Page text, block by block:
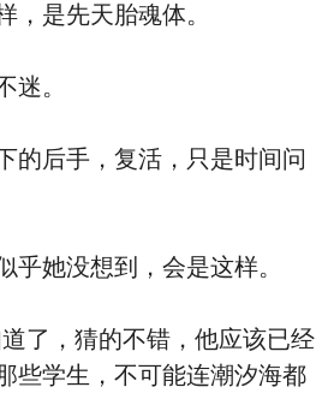
，是先天胎魂体。
。
后手，复活，只是时间问
她没想到，会是这样。
，猜的不错，他应该已经
些学生，不可能连潮汐海都